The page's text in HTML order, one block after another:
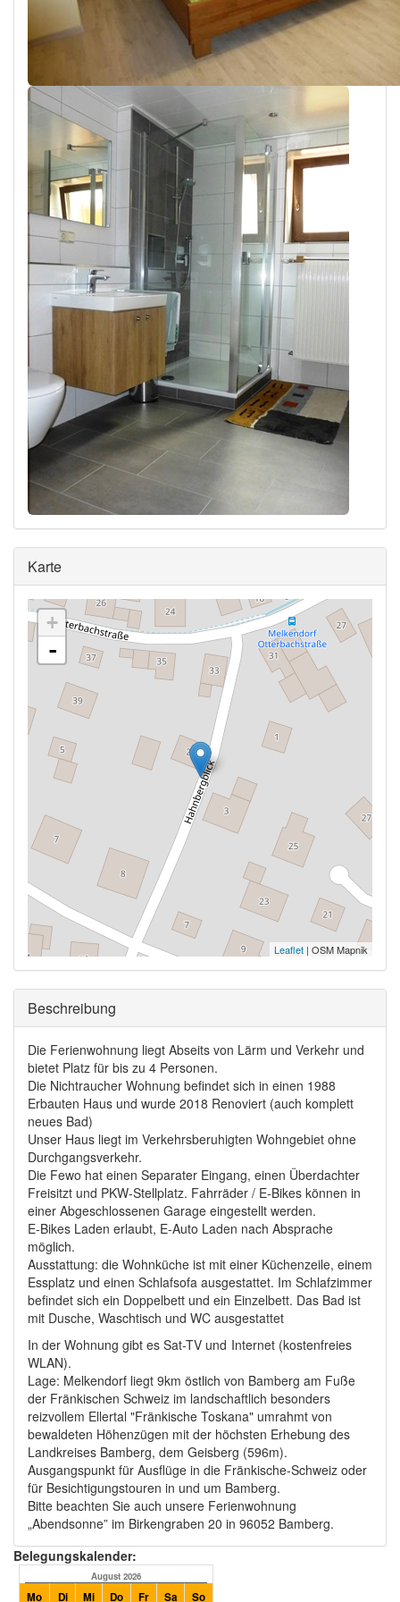
Ausblenden
Karte
+
-
Leaflet | OSM Mapnik
Ausblenden
Beschreibung
Die Ferienwohnung liegt Abseits von Lärm und Verkehr und
bietet Platz für bis zu 4 Personen.
Die Nichtraucher Wohnung befindet sich in einen 1988
Erbauten Haus und wurde 2018 Renoviert (auch komplett
neues Bad)
Unser Haus liegt im Verkehrsberuhigten Wohngebiet ohne
Durchgangsverkehr.
Die Fewo hat einen Separater Eingang, einen Überdachter
Freisitzt und PKW-Stellplatz. Fahrräder / E-Bikes können in
einer Abgeschlossenen Garage eingestellt werden.
E-Bikes Laden erlaubt, E-Auto Laden nach Absprache
möglich.
Ausstattung: die Wohnküche ist mit einer Küchenzeile, einem
Essplatz und einen Schlafsofa ausgestattet. Im Schlafzimmer
befindet sich ein Doppelbett und ein Einzelbett. Das Bad ist
mit Dusche, Waschtisch und WC ausgestattet
In der Wohnung gibt es Sat-TV und Internet (kostenfreies
WLAN).
Lage: Melkendorf liegt 9km östlich von Bamberg am Fuße
der Fränkischen Schweiz im landschaftlich besonders
reizvollem Ellertal "Fränkische Toskana" umrahmt von
bewaldeten Höhenzügen mit der höchsten Erhebung des
Landkreises Bamberg, dem Geisberg (596m).
Ausgangspunkt für Ausflüge in die Fränkische-Schweiz oder
für Besichtigungstouren in und um Bamberg.
Bitte beachten Sie auch unsere Ferienwohnung
„Abendsonne” im Birkengraben 20 in 96052 Bamberg.
Belegungskalender:
August 2026
Mo Di Mi Do Fr Sa So